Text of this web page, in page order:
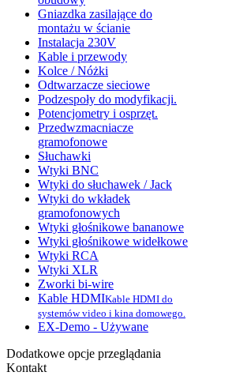
Gniazdka zasilające do
montażu w ścianie
Instalacja 230V
Kable i przewody
Kolce / Nóżki
Odtwarzacze sieciowe
Podzespoły do modyfikacji.
Potencjometry i osprzęt.
Przedwzmacniacze
gramofonowe
Słuchawki
Wtyki BNC
Wtyki do słuchawek / Jack
Wtyki do wkładek
gramofonowych
Wtyki głośnikowe bananowe
Wtyki głośnikowe widełkowe
Wtyki RCA
Wtyki XLR
Zworki bi-wire
Kable HDMIKable HDMI do
systemów video i kina domowego.
EX-Demo - Używane
Dodatkowe opcje przeglądania
Kontakt